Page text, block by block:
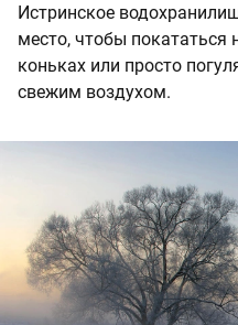
Истринское
место, чтобы покататься
коньках или просто
свежим воздухом.